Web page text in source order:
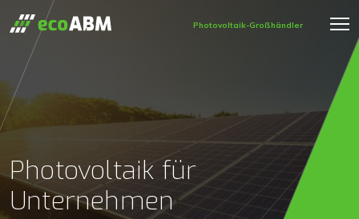
Photovoltaik-Großhändler
Photovoltaik für
Unternehmen